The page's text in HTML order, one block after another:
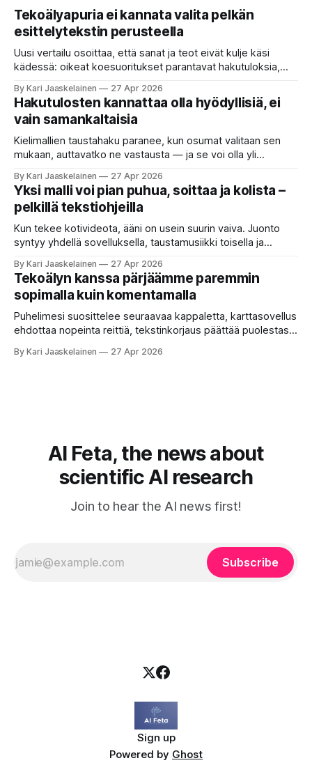
Tekoälyapuria ei kannata valita pelkän
esittelytekstin perusteella
Uusi vertailu osoittaa, että sanat ja teot eivät kulje käsi
kädessä: oikeat koesuoritukset parantavat hakutuloksia,
etsimässä verkosta apuria, joka hoitaisi puolestasi arjen
askareita: täyttäisi lomakkeen, järjestäisi matkasuunnitelman
tai seulisi pitkän asiakirjakasan ydinkohdat. Vastassa on
valikoima, joka muistuttaa sovelluskauppaa steroideilla.
Jokainen ”tekoälyagentti” lupaa paljon
By Kari Jaaskelainen 27 Apr 2026
Hakutulosten kannattaa olla hyödyllisiä, ei
vain samankaltaisia
Kielimallien taustahaku paranee, kun osumat valitaan sen
mukaan, auttavatko ne vastausta — ja se voi olla yli
että kysyt työpaikan chat-robotilta: “Mitä viime kuun
kokouspäiväkirjassa päätettiin etätyöpäivistä?” Robotti
selaa arkistoja ja poimii sinulle pätkän, jossa toistellaan, mitä
etätyö tarkoittaa. Teksti on aiheeltaan lähellä kysymystä,
By Kari Jaaskelainen 27 Apr 2026
Yksi malli voi pian puhua, soittaa ja kolista –
pelkillä tekstiohjeilla
Kun tekee kotivideota, ääni on usein suurin vaiva. Juonto
syntyy yhdellä sovelluksella, taustamusiikki toisella ja
erilaisia komentoja, eikä mikään niistä oikein “puhu”
toistensa kanssa. Lopputulos on pienen palapelityön tulos.
Vuosia on ajateltu, että näin tämän kuuluukin mennä. Puhe
on sanoja ja lauseita – hyvin jäsenneltyä.
By Kari Jaaskelainen 27 Apr 2026
Tekoälyn kanssa pärjäämme paremmin
sopimalla kuin komentamalla
Puhelimesi suosittelee seuraavaa kappaletta, karttasovellus
ehdottaa nopeinta reittiä, tekstinkorjaus päättää puolestasi,
tottelee sinua sokeasti. Useammin huomaat itse
By Kari Jaaskelainen 27 Apr 2026
AI Feta, the news about
scientific AI research
Join to hear the AI news first!
Subscribe
Sign up
Powered by Ghost